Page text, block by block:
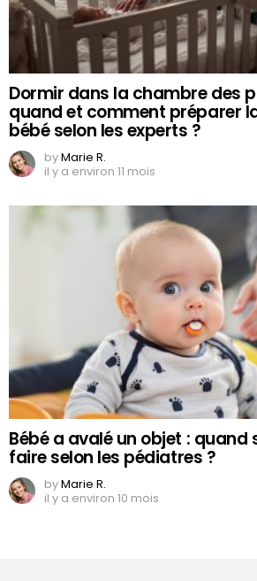
Dormir dans la chambre des
quand et comment préparer
bébé selon les experts ?
byMarie R.
il y a environ 11 mois
Bébé a avalé un objet : quand
faire selon les pédiatres ?
byMarie R.
il y a environ 10 mois